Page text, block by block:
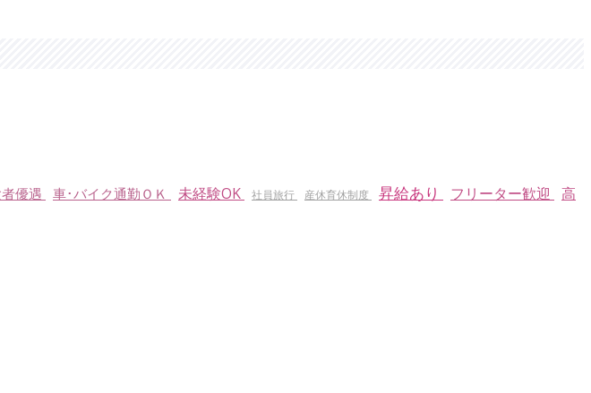
優遇 車･バイク通勤ＯＫ 未経験OK 社員旅行 産休育休制度 昇給あり フリーター歓迎
高